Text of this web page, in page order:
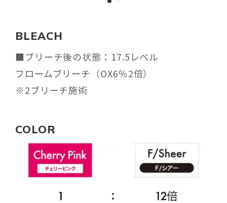
BLEACH
■ブリーチ後の状態：17.5レベル
フロームブリーチ（OX6％2倍）
※2ブリーチ施術
COLOR